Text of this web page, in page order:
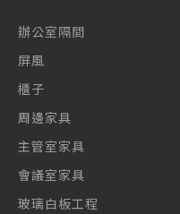
辦公室隔間
屏風
櫃子
周邊家具
主管室家具
會議室家具
玻璃白板工程